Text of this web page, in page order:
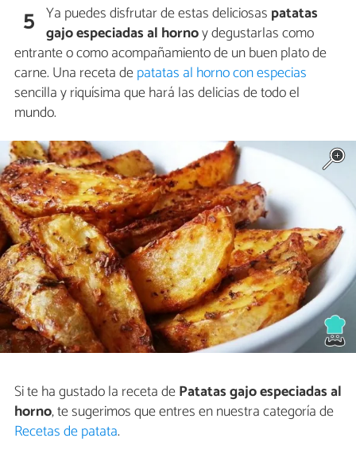
5 Ya puedes disfrutar de estas deliciosas patatas
gajo especiadas al hornoy degustarlas como
entrante o como acompañamiento de un buen plato de
carne. Una receta depatatas al horno con especias
sencilla y riquísima que hará las delicias de todo el
mundo.
Si te ha gustado la receta dePatatas gajo especiadas al
horno, te sugerimos que entres en nuestra categoría de
Recetas de patata.